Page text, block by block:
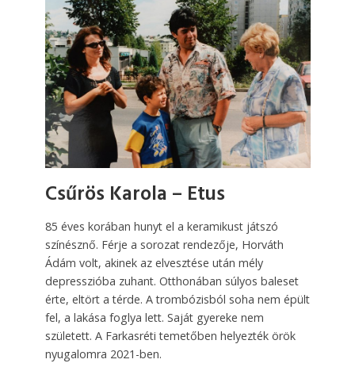
Csűrös Karola – Etus
85 éves korában hunyt el a keramikust játszó
színésznő. Férje a sorozat rendezője, Horváth
Ádám volt, akinek az elvesztése után mély
depresszióba zuhant. Otthonában súlyos baleset
érte, eltört a térde. A trombózisból soha nem épült
fel, a lakása foglya lett. Saját gyereke nem
született. A Farkasréti temetőben helyezték örök
nyugalomra 2021-ben.